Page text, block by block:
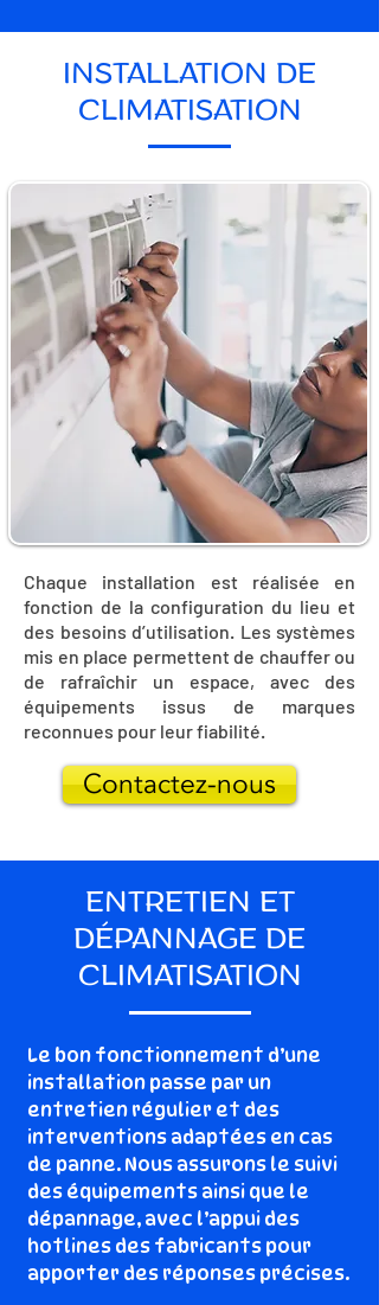
INSTALLATION DE
CLIMATISATION
Chaque installation est réalisée en
fonction de la configuration du lieu et
des besoins d’utilisation. Les systèmes
mis en place permettent de chauffer ou
de rafraîchir un espace, avec des
équipements issus de marques
reconnues pour leur fiabilité.
Contactez-nous
ENTRETIEN ET
DÉPANNAGE DE
CLIMATISATION
Le bon fonctionnement d’une
installation passe par un
entretien régulier et des
interventions adaptées en cas
de panne. Nous assurons le suivi
des équipements ainsi que le
dépannage, avec l’appui des
hotlines des fabricants pour
apporter des réponses précises.